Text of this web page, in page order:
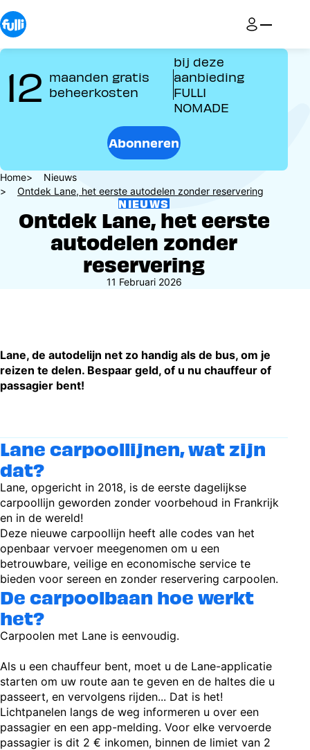
Overslaan
en
naar
de
gaan
12 maanden gratis
beheerkosten
bij deze
aanbieding
FULLI
NOMADE
Abonneren
Kruimelpad
Home
Nieuws
Ontdek Lane, het eerste autodelen zonder reservering
NIEUWS
Ontdek Lane, het eerste
autodelen zonder
reservering
11 Februari 2026
Lane, de autodelijn net zo handig als de bus, om je
reizen te delen. Bespaar geld, of u nu chauffeur of
passagier bent!
Lane carpoollijnen, wat zijn
dat?
Lane, opgericht in 2018, is de eerste dagelijkse
carpoollijn geworden zonder voorbehoud in Frankrijk
en in de wereld!
Deze nieuwe carpoollijn heeft alle codes van het
openbaar vervoer meegenomen om u een
betrouwbare, veilige en economische service te
bieden voor sereen en zonder reservering carpoolen.
De carpoolbaan hoe werkt
het?
Carpoolen met Lane is eenvoudig.
Als u een chauffeur bent, moet u de Lane-applicatie
starten om uw route aan te geven en de haltes die u
passeert, en vervolgens rijden... Dat is het!
Lichtpanelen langs de weg informeren u over een
passagier en een app-melding. Voor elke vervoerde
passagier is dit 2 € inkomen, binnen de limiet van 2